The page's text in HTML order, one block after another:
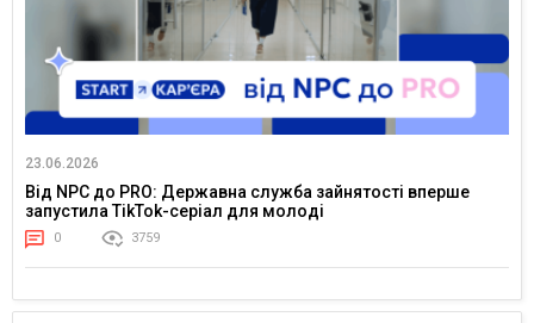
23.06.2026
Від NPC до PRO: Державна служба зайнятості вперше
запустила TikTok-серіал для молоді
0 3759